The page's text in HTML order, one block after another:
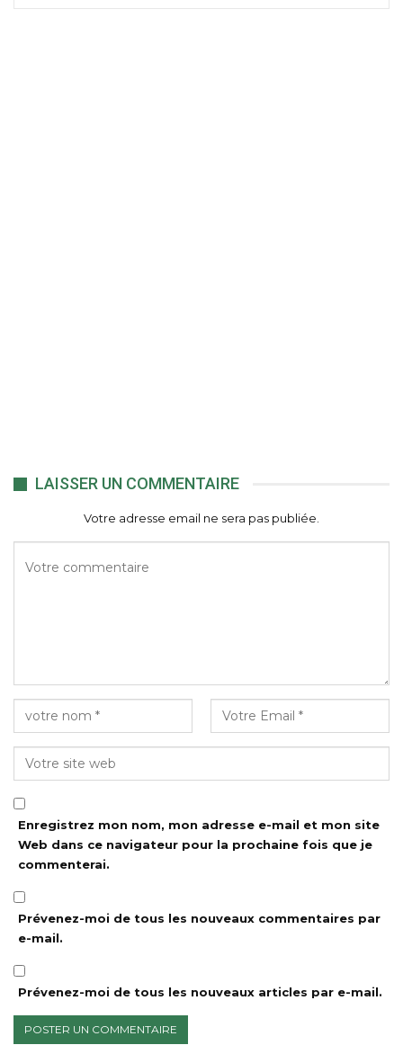
LAISSER UN COMMENTAIRE
Votre adresse email ne sera pas publiée.
Enregistrez mon nom, mon adresse e-mail et mon site
Web dans ce navigateur pour la prochaine fois que je
commenterai.
Prévenez-moi de tous les nouveaux commentaires par
e-mail.
Prévenez-moi de tous les nouveaux articles par e-mail.